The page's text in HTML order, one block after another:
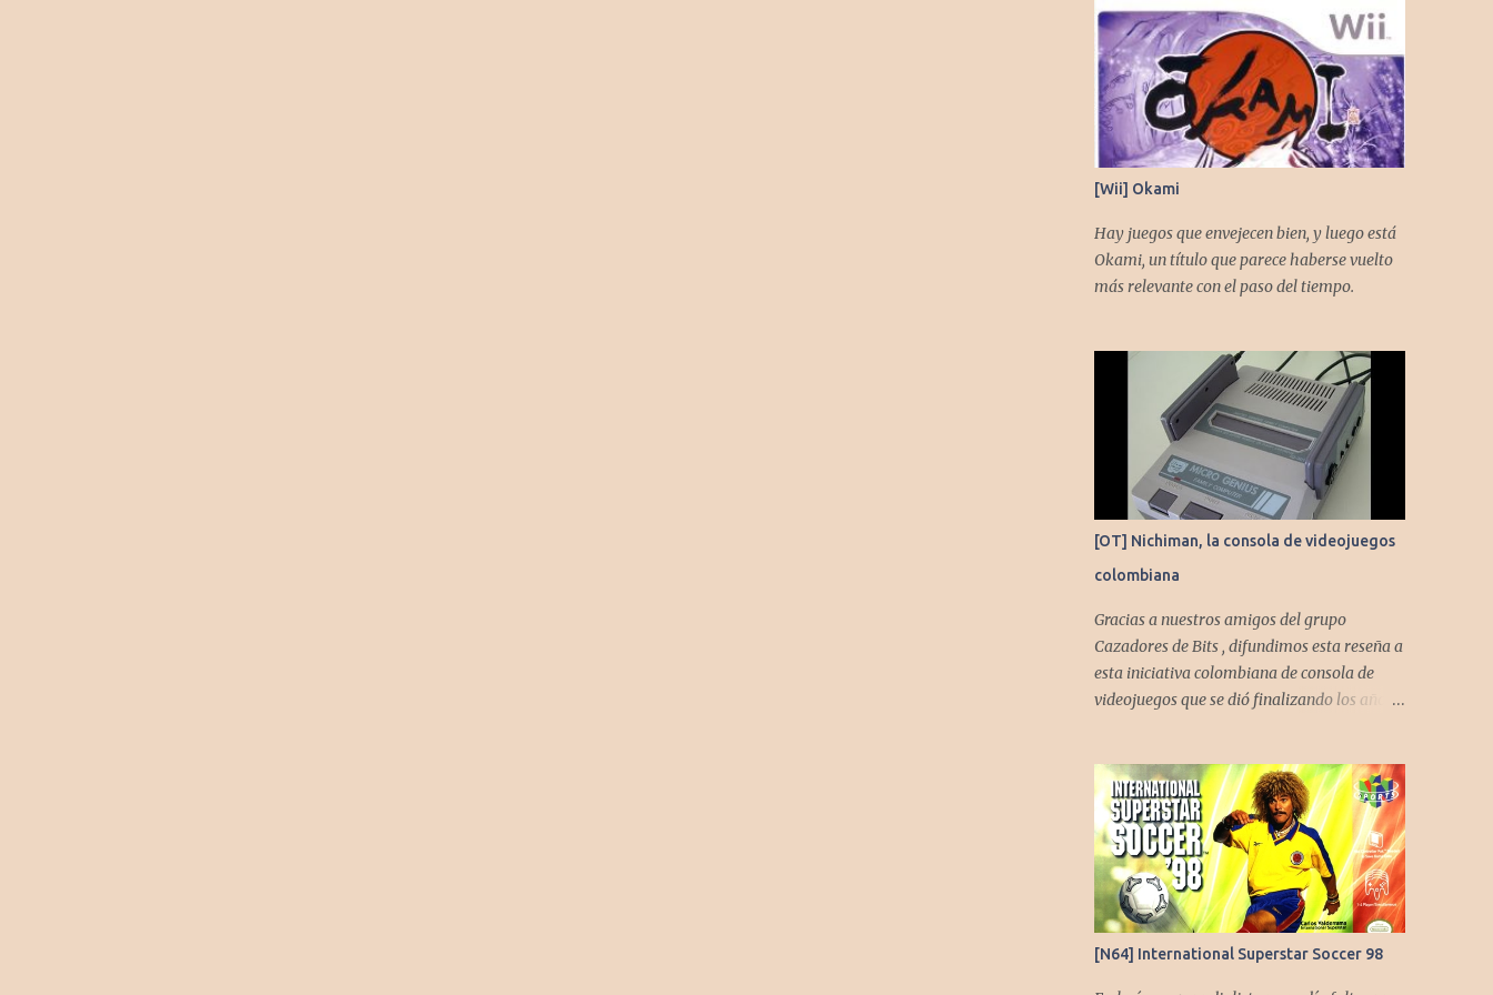
[Wii] Okami
Hay juegos que envejecen bien, y luego está
Okami, un título que parece haberse vuelto
más relevante con el paso del tiempo.
[OT] Nichiman, la consola de videojuegos
colombiana
Gracias a nuestros amigos del grupo
Cazadores de Bits , difundimos esta reseña a
esta iniciativa colombiana de consola de
videojuegos que se dió finalizando los años
[N64] International Superstar Soccer 98